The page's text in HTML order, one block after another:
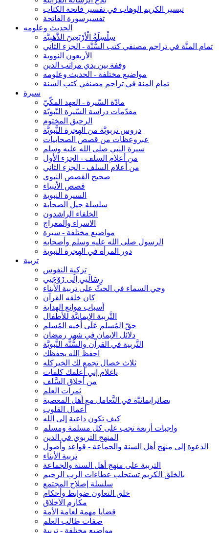
تيسير الكريم الوهاب في تفسير فاتحة الكتاب
تفسيرسورة الفاتحة
الحديث وعلومه
سِلْسِلَةُ الْأرْبَعِينَ الذَّهَبِيَّة
تمام المنَّة في تراجم مصنفي كتب السُّنَّة - الجزء الثاني
الأربعون النووية
وقفة بين يدي مراتب الدين
مواضيع مختلفة - الحديث وعلومه
تمام المنة في تراجم مصنفي كتب السنة
سيرة
مادّة السّيرة - العهد المكّيّ
مقدّمات دراسة السّيرة النّبويّة
الرحيق المختوم
دروس تربويَّة من الهجرة النَّبويَّة
عبروعظات من قصص الصحابيات
سيرة النبي صلى الله عليه وسلم
من أعلام السلف - الجزء الأول
من أعلام السلف - الجزء الثاني
صحيح القصص النبوي
قصص الأنبياء
السيرة النبوية
سلسلة جيل الصحابة
الخلفاء الراشدون
الاسراء والمعراج
مواضيع مختلفة - سيرة
الرسول صلى الله عليه وسلم وأصحابه
دور المرأة في الهجرة النبوية
تربية
تزكية النفوس
رِسَالَتِي إلَى زَوْجَتِي
وحي السماء في الحثّ على تربية الأبناء
كان خلقه القرآن
أسباب موانع الهداية
التَّربية الإيمانيَّة للأطفال
حقّ المُسلم عَلَى أخيه المُسلم
دلائل الإيمان في شهر رمضان
التَّربية في القرآن والسُّنَّة النَّبويَّة
احفظ الله يحفظك
ثلاث خصال تجمع لك الخيركله
ياغلام إني أعلمك كلمات
من أخلاق السَّلف
ثمرات العلم
بصائرإيمانيَّة في التَّعامل مع أهل المعصية
أعمال القلوب
كيف تكون داعية إلى الله
واجبات أربعة تجب على كل مسلمة ومسلم
المنهج التربوي في الدين
الدعوة إلى منهج أهل السنة والجماعة - قواعد وأصول
تربية الأبناء
التربية على منهج أهل السنة والجماعة
بالخلق الكريم تستجلب عطاءات الرب الرحيم
سلسلة إصلاح المجتمع
خلق التعاون ضوابط وأحكام
مكارم الأخلاق
قضايا مهمة لعامة الأمة
صفات طالب العلم
مواضيع مختلفة - تربية